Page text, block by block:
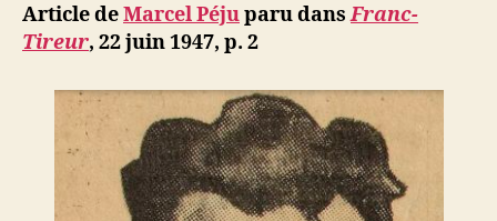
Article deMarcel PéjuparudansFranc-
Tireur, 22 juin 1947, p. 2